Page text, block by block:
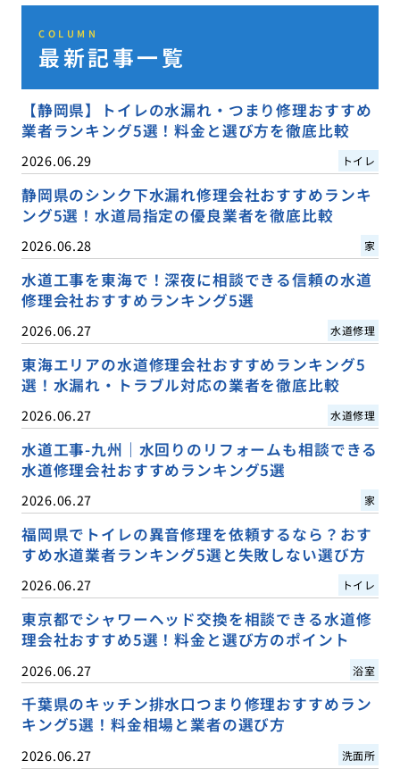
COLUMN
最新記事一覧
【静岡県】トイレの水漏れ・つまり修理おすすめ
業者ランキング5選！料金と選び方を徹底比較
2026.06.29 トイレ
静岡県のシンク下水漏れ修理会社おすすめランキ
ング5選！水道局指定の優良業者を徹底比較
2026.06.28 家
水道工事を東海で！深夜に相談できる信頼の水道
修理会社おすすめランキング5選
2026.06.27 水道修理
東海エリアの水道修理会社おすすめランキング5
選！水漏れ・トラブル対応の業者を徹底比較
2026.06.27 水道修理
水道工事-九州｜水回りのリフォームも相談できる
水道修理会社おすすめランキング5選
2026.06.27 家
福岡県でトイレの異音修理を依頼するなら？おす
すめ水道業者ランキング5選と失敗しない選び方
2026.06.27 トイレ
東京都でシャワーヘッド交換を相談できる水道修
理会社おすすめ5選！料金と選び方のポイント
2026.06.27 浴室
千葉県のキッチン排水口つまり修理おすすめラン
キング5選！料金相場と業者の選び方
2026.06.27 洗面所